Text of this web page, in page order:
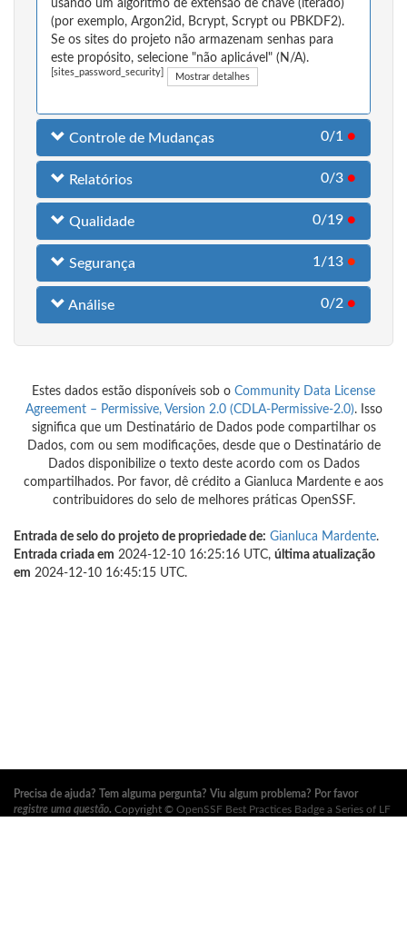
usando um algoritmo de extensão de chave (iterado)
(por exemplo, Argon2id, Bcrypt, Scrypt ou PBKDF2).
Se os sites do projeto não armazenam senhas para
este propósito, selecione "não aplicável" (N/A).
[sites_password_security] Mostrar detalhes
Controle de Mudanças 0/1 ●
Relatórios 0/3 ●
Qualidade 0/19 ●
Segurança 1/13 ●
Análise 0/2 ●
Estes dados estão disponíveis sob o Community Data License
Agreement – Permissive, Version 2.0 (CDLA-Permissive-2.0). Isso
significa que um Destinatário de Dados pode compartilhar os
Dados, com ou sem modificações, desde que o Destinatário de
Dados disponibilize o texto deste acordo com os Dados
compartilhados. Por favor, dê crédito a Gianluca Mardente e aos
contribuidores do selo de melhores práticas OpenSSF.
Entrada de selo do projeto de propriedade de: Gianluca Mardente.
Entrada criada em 2024-12-10 16:25:16 UTC, última atualização
em 2024-12-10 16:45:15 UTC.
Precisa de ajuda? Tem alguma pergunta? Viu algum problema? Por favor
registre uma questão. Copyright © OpenSSF Best Practices Badge a Series of LF